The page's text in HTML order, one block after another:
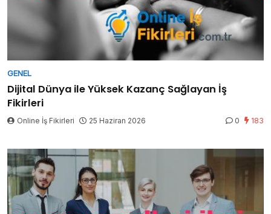
GENEL
Dijital Dünya ile Yüksek Kazanç Sağlayan İş
Fikirleri
Online İş Fikirleri 25 Haziran 2026 0 183